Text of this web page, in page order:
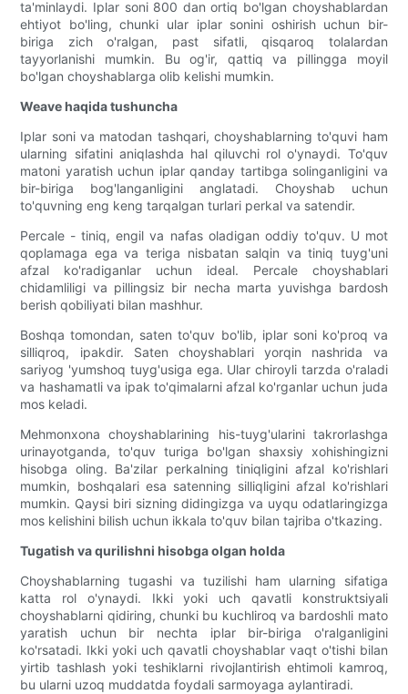
ta'minlaydi. Iplar soni 800 dan ortiq bo'lgan choyshablardan
ehtiyot bo'ling, chunki ular iplar sonini oshirish uchun bir-
biriga zich o'ralgan, past sifatli, qisqaroq tolalardan
tayyorlanishi mumkin. Bu og'ir, qattiq va pillingga moyil
bo'lgan choyshablarga olib kelishi mumkin.
Weave haqida tushuncha
Iplar soni va matodan tashqari, choyshablarning to'quvi ham
ularning sifatini aniqlashda hal qiluvchi rol o'ynaydi. To'quv
matoni yaratish uchun iplar qanday tartibga solinganligini va
bir-biriga bog'langanligini anglatadi. Choyshab uchun
to'quvning eng keng tarqalgan turlari perkal va satendir.
Percale - tiniq, engil va nafas oladigan oddiy to'quv. U mot
qoplamaga ega va teriga nisbatan salqin va tiniq tuyg'uni
afzal ko'radiganlar uchun ideal. Percale choyshablari
chidamliligi va pillingsiz bir necha marta yuvishga bardosh
berish qobiliyati bilan mashhur.
Boshqa tomondan, saten to'quv bo'lib, iplar soni ko'proq va
silliqroq, ipakdir. Saten choyshablari yorqin nashrida va
sariyog 'yumshoq tuyg'usiga ega. Ular chiroyli tarzda o'raladi
va hashamatli va ipak to'qimalarni afzal ko'rganlar uchun juda
mos keladi.
Mehmonxona choyshablarining his-tuyg'ularini takrorlashga
urinayotganda, to'quv turiga bo'lgan shaxsiy xohishingizni
hisobga oling. Ba'zilar perkalning tiniqligini afzal ko'rishlari
mumkin, boshqalari esa satenning silliqligini afzal ko'rishlari
mumkin. Qaysi biri sizning didingizga va uyqu odatlaringizga
mos kelishini bilish uchun ikkala to'quv bilan tajriba o'tkazing.
Tugatish va qurilishni hisobga olgan holda
Choyshablarning tugashi va tuzilishi ham ularning sifatiga
katta rol o'ynaydi. Ikki yoki uch qavatli konstruktsiyali
choyshablarni qidiring, chunki bu kuchliroq va bardoshli mato
yaratish uchun bir nechta iplar bir-biriga o'ralganligini
ko'rsatadi. Ikki yoki uch qavatli choyshablar vaqt o'tishi bilan
yirtib tashlash yoki teshiklarni rivojlantirish ehtimoli kamroq,
bu ularni uzoq muddatda foydali sarmoyaga aylantiradi.